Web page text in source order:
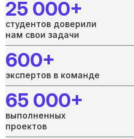
25 000+
студентов доверили
нам свои задачи
600+
экспертов в команде
65 000+
выполненных
проектов